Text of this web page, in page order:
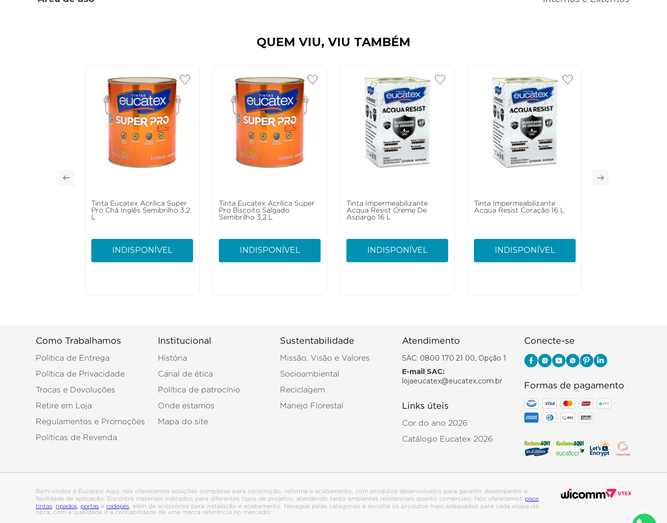
QUEM VIU, VIU TAMBÉM
Tinta Eucatex Acrílica Super
Pro Chá Inglês Semibrilho 3,2
INDISPONÍVEL
Tinta Eucatex Acrílica Super
Pro Biscoito Salgado
Semibrilho 3,2 L
INDISPONÍVEL
Tinta Impermeabilizante
Acqua Resist Creme De
Aspargo 16 L
INDISPONÍVEL
Tinta Impermeabilizante
Acqua Resist Coração 16 L
INDISPONÍVEL
Como Trabalhamos
Política de Entrega
Política de Privacidade
Trocas e Devoluções
Retire em Loja
Regulamentos e Promoções
Políticas de Revenda
Institucional
História
Canal de ética
Política de patrocínio
Onde estamos
Mapa do site
Sustentabilidade
Missão, Visão e Valores
Socioambiental
Reciclagem
Manejo Florestal
Atendimento
SAC: 0800 170 21 00, Opção 1
E-mail SAC:
lojaeucatex@eucatex.com.br
Links úteis
Cor do ano 2026
Catálogo Eucatex 2026
Conecte-se
Formas de pagamento
Bem-vindos à Eucatex! Aqui, nós oferecemos soluções completas para construção, reforma e acabamento, com produtos desenvolvidos para garantir desempenho e
facilidade de aplicação. Encontre materiais indicados para diferentes tipos de projetos, atendendo tanto ambientes residenciais quanto comerciais. Nós oferecemos pisos
tintas ripados portas e rodapés , além de acessórios para instalação e acabamento. Navegue pelas categorias e escolha os produtos mais adequados para cada etapa da
obra, com a qualidade e a confiabilidade de uma marca referência no mercado!